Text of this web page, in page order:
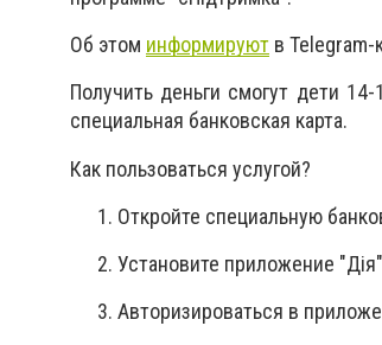
Об этом информируют в Telegram-
Получить деньги смогут дети
специальная банковская карта.
Как пользоваться услугой?
Откройте специальную
Установите приложение
Авторизироваться в